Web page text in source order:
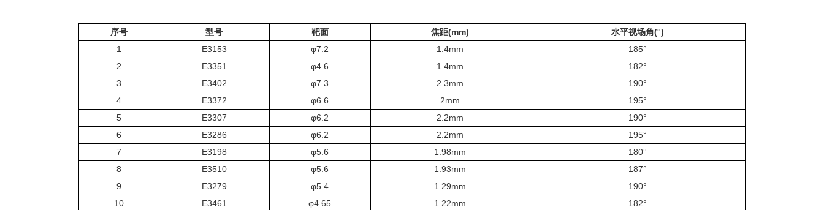
序号 型号 靶面 焦距(mm)
水平视场角(°)
1
E3153 φ7.2 1.4mm
185°
2
E3351 φ4.6 1.4mm
182°
3
E3402 φ7.3 2.3mm
190°
4
E3372 φ6.6 2mm
195°
5
E3307 φ6.2 2.2mm
190°
6
E3286 φ6.2 2.2mm
195°
7
E3198 φ5.6 1.98mm
180°
8
E3510 φ5.6 1.93mm
187°
9
E3279 φ5.4 1.29mm
190°
10
E3461 φ4.65 1.22mm
182°